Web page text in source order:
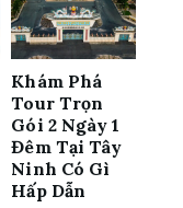
Khám Phá
Tour Trọn
Gói 2 Ngày 1
Đêm Tại Tây
Ninh Có Gì
Hấp Dẫn